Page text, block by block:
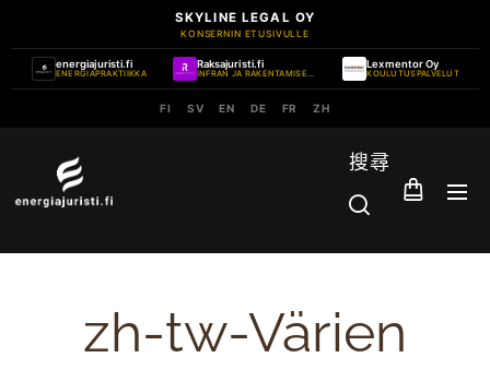
SKYLINE LEGAL OY
KONSERNIN ETUSIVULLE
energiajuristi.fi
ENERGIAPRAKTIIKKA
Raksajuristi.fi
INFRAN JA RAKENTAMISEN PRAKTIIKKA
Lexmentor Oy
KOULUTUSPALVELUT
FI SV EN DE FR ZH
搜尋
zh-tw-Värien